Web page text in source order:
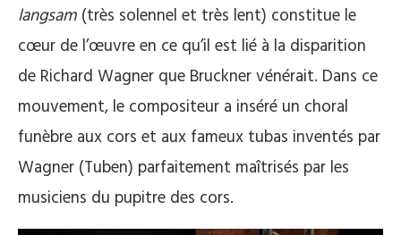
langsam (très solennel et très lent) constitue le
cœur de l’œuvre en ce qu’il est lié à la disparition
de Richard Wagner que Bruckner vénérait. Dans ce
mouvement, le compositeur a inséré un choral
funèbre aux cors et aux fameux tubas inventés par
Wagner (Tuben) parfaitement maîtrisés par les
musiciens du pupitre des cors.